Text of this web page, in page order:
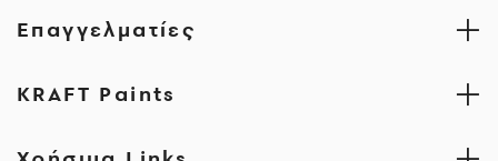
Επαγγελματίες
KRAFT Paints